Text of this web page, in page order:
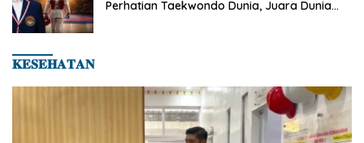
Perhatian Taekwondo Dunia, Juara Dunia
𝐊𝐄𝐒𝐄𝐇𝐀𝐓𝐀𝐍